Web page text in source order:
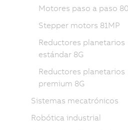
Motores paso a paso
Stepper motors 81MP
Reductores planetarios
estándar 8G
Reductores planetarios
premium 8G
Sistemas mecatrónicos
Robótica industrial